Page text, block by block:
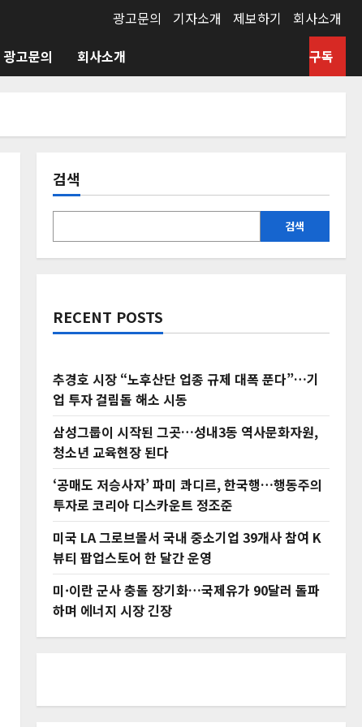
광고문의 기자소개 제보하기
회사소개
광고문의 회사소개 구독
검색
검색
RECENT POSTS
추경호 시장 “노후산단 업종 규제 대폭 푼다”…기
업 투자 걸림돌 해소 시동
삼성그룹이 시작된 그곳…성내3동 역사문화자원,
청소년 교육현장 된다
‘공매도 저승사자’ 파미 콰디르, 한국행…행동주의
투자로 코리아 디스카운트 정조준
미국 LA 그로브몰서 국내 중소기업 39개사 참여 K
뷰티 팝업스토어 한 달간 운영
미·이란 군사 충돌 장기화…국제유가 90달러 돌파
하며 에너지 시장 긴장